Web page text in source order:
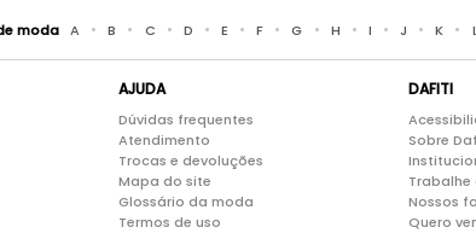
moda A • B • C • D • E • F • G • H • I • J • K •
AJUDA
Dúvidas frequentes
Atendimento
Trocas e devoluções
Mapa do site
Glossário da moda
Termos de uso
DAFITI
Sobre
Nossos
Quero